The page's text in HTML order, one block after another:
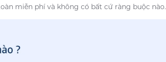
miễn phí và không có bất cứ ràng buộc nào.